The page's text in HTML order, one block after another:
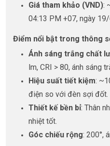
Giá tham khảo (VND):
04:13 PM +07, ngày
Điểm nổi bật trong thông
Ánh sáng trắng chất
lm, CRI > 80, ánh sáng
Hiệu suất tiết kiệm:
điện so với đèn sợi đốt.
Thiết kế bền bỉ: Thân
nhiệt tốt.
Góc chiếu rộng: 200°,